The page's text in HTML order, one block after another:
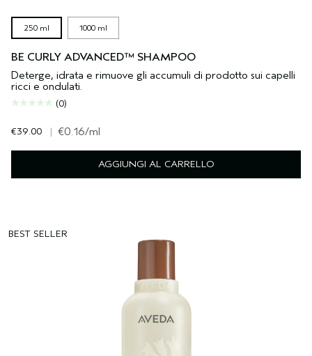
250 ml 1000 ml
BE CURLY ADVANCED™ SHAMPOO
Deterge, idrata e rimuove gli accumuli di prodotto sui capelli
ricci e ondulati.
(0)
€39.00 | €0.16/ml
AGGIUNGI AL CARRELLO
BEST SELLER